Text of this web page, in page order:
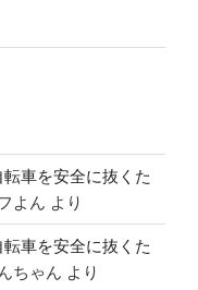
車を安全に抜くた
よん より
車を安全に抜くた
ちゃん より